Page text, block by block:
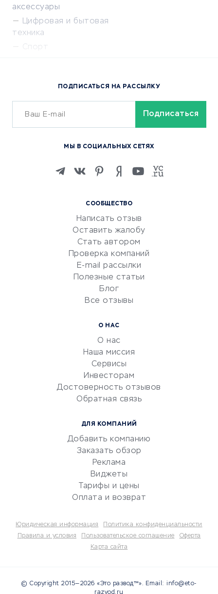
аксессуары
Цифровая и бытовая
техника
Спорт
Сервисы доставки
ОБУЧЕНИЕ И РАБОТА
Изучение иностранных
Маркетинг и продажи
Репетиторство
Красота и здоровье
Сервисы по поиску работы
Сетевой маркетинг
УСЛУГИ ДЛЯ БИЗНЕСА
документооборот
Юридические компании
Бухгалтерия онлайн
Потребительские кредиты
СООБЩЕСТВО
Написать отзыв
Оставить жалобу
Стать автором
Проверка компаний
E-mail рассылки
Полезные статьи
Блог
Все отзывы
О НАС
О нас
Наша миссия
Сервисы
Инвесторам
Достоверность отзывов
Обратная связь
ДЛЯ КОМПАНИЙ
Добавить компанию
Заказать обзор
Реклама
Виджеты
Тарифы и цены
Оплата и возврат
ПОДПИСАТЬСЯ НА РАССЫЛКУ
МЫ В СОЦИАЛЬНЫХ СЕТЯХ
Юридическая информация
Политика конфиденциальности
Правила и условия
Пользовательское соглашение
Оферта
Карта сайта
© Copyright 2015—2026 «Это развод™». Email: info@eto-
razvod.ru